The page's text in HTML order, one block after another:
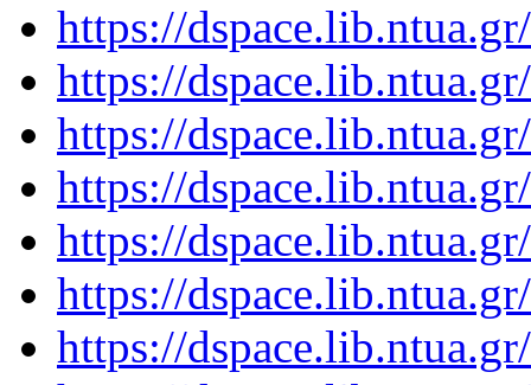
https://
https://
https://
https://
https://
https://
https://